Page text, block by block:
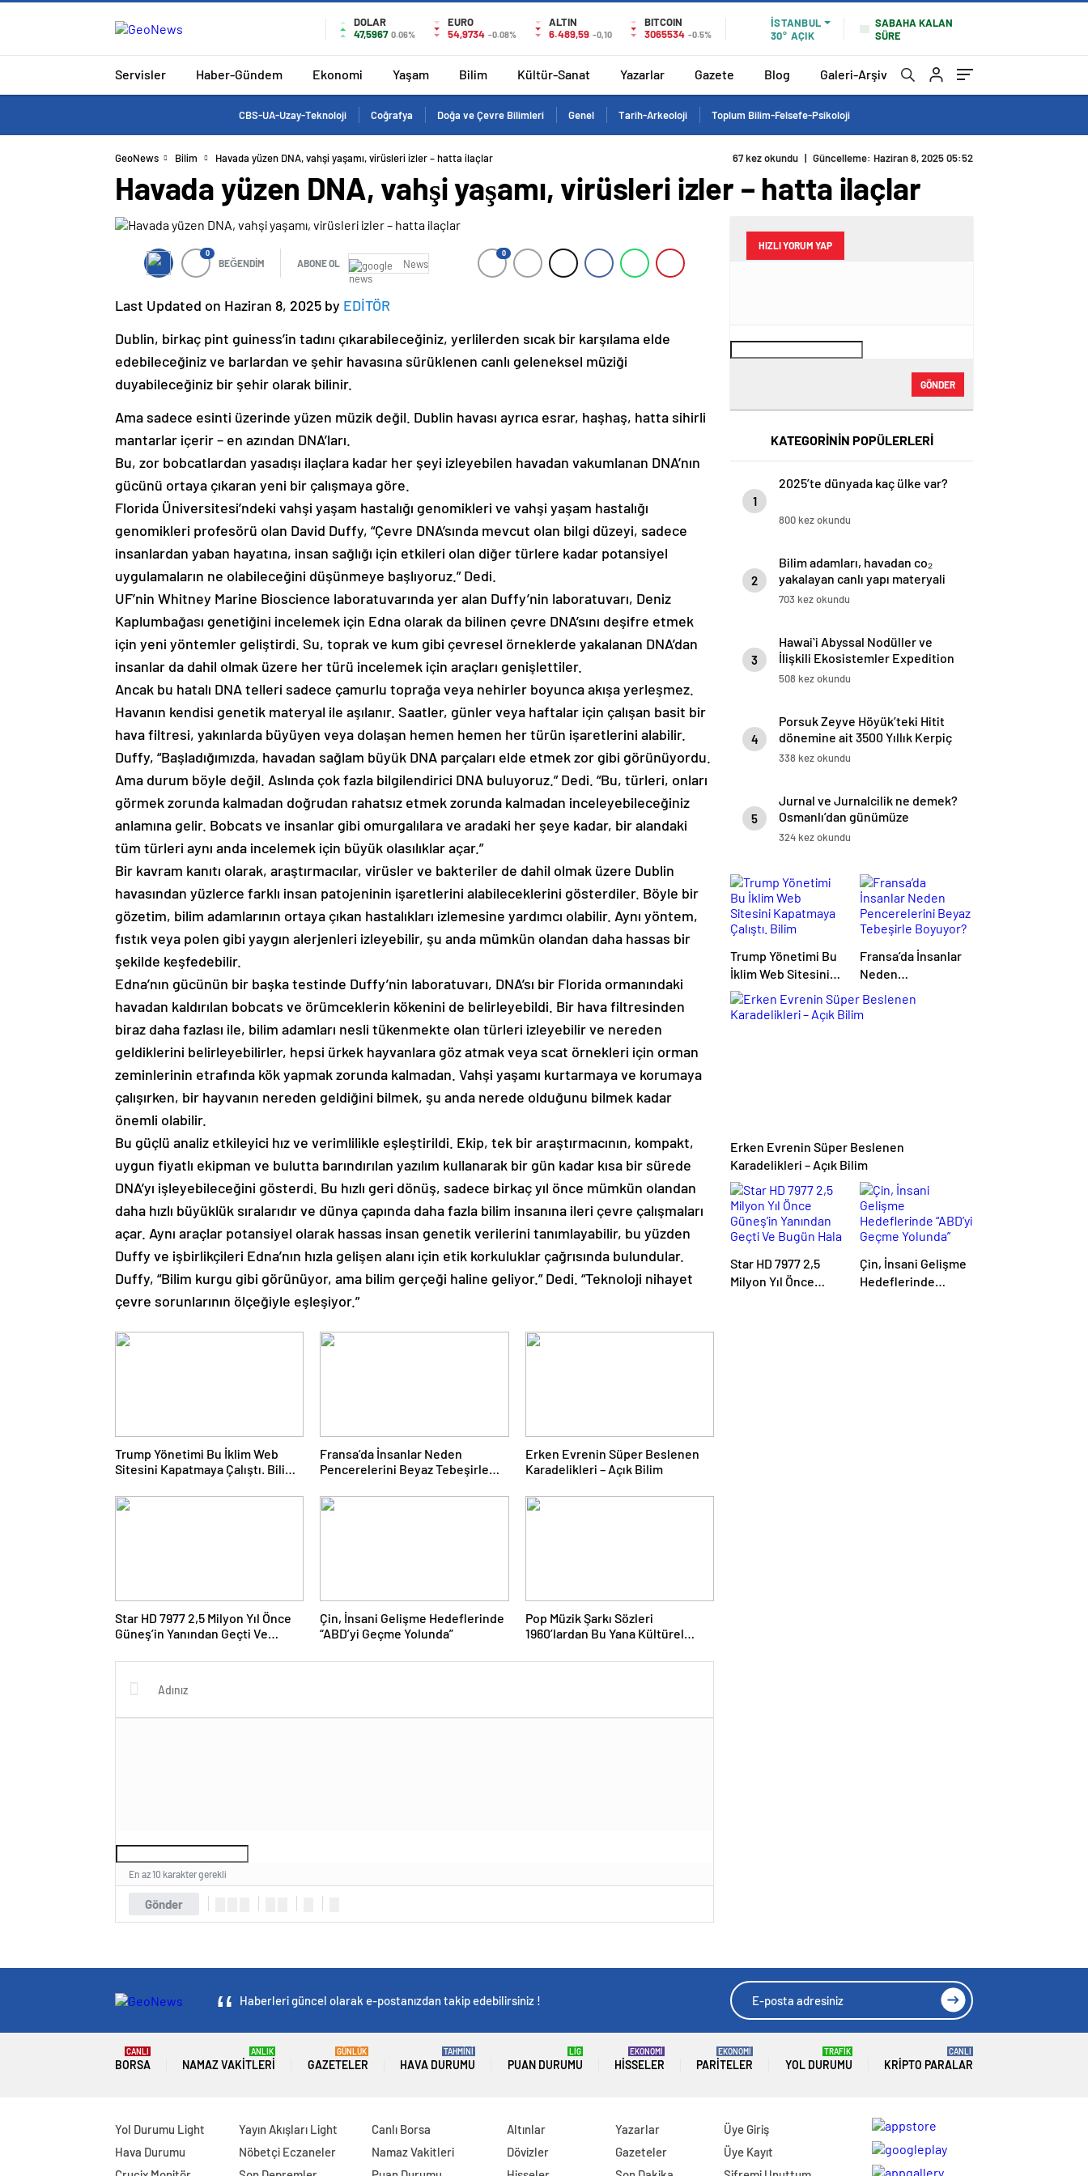
DOLAR
47,5967 0.06%
EURO
54,9734 -0.08%
ALTIN
6.489,59 -0,10
BITCOIN
3065534 -0.5%
İSTANBUL
30° AÇIK
SABAHA KALAN
SÜRE
Servisler Haber-Gündem Ekonomi Yaşam Bilim Kültür-Sanat Yazarlar Gazete Blog Galeri-Arşiv
CBS-UA-Uzay-Teknoloji Coğrafya Doğa ve Çevre Bilimleri Genel Tarih-Arkeoloji Toplum Bilim-Felsefe-Psikoloji
GeoNews Bilim Havada yüzen DNA, vahşi yaşamı, virüsleri izler – hatta ilaçlar 67 kez okundu | Güncelleme: Haziran 8, 2025 05:52
Havada yüzen DNA, vahşi yaşamı, virüsleri izler – hatta ilaçlar
0
BEĞENDİM ABONE OL News
0
Last Updated on Haziran 8, 2025 by EDİTÖR
Dublin, birkaç pint guiness’in tadını çıkarabileceğiniz, yerlilerden sıcak bir karşılama elde
edebileceğiniz ve barlardan ve şehir havasına sürüklenen canlı geleneksel müziği
duyabileceğiniz bir şehir olarak bilinir.
Ama sadece esinti üzerinde yüzen müzik değil. Dublin havası ayrıca esrar, haşhaş, hatta sihirli
mantarlar içerir – en azından DNA’ları.
Bu, zor bobcatlardan yasadışı ilaçlara kadar her şeyi izleyebilen havadan vakumlanan DNA’nın
gücünü ortaya çıkaran yeni bir çalışmaya göre.
Florida Üniversitesi’ndeki vahşi yaşam hastalığı genomikleri ve vahşi yaşam hastalığı
genomikleri profesörü olan David Duffy, “Çevre DNA’sında mevcut olan bilgi düzeyi, sadece
insanlardan yaban hayatına, insan sağlığı için etkileri olan diğer türlere kadar potansiyel
uygulamaların ne olabileceğini düşünmeye başlıyoruz.” Dedi.
UF’nin Whitney Marine Bioscience laboratuvarında yer alan Duffy’nin laboratuvarı, Deniz
Kaplumbağası genetiğini incelemek için Edna olarak da bilinen çevre DNA’sını deşifre etmek
için yeni yöntemler geliştirdi. Su, toprak ve kum gibi çevresel örneklerde yakalanan DNA’dan
insanlar da dahil olmak üzere her türü incelemek için araçları genişlettiler.
Ancak bu hatalı DNA telleri sadece çamurlu toprağa veya nehirler boyunca akışa yerleşmez.
Havanın kendisi genetik materyal ile aşılanır. Saatler, günler veya haftalar için çalışan basit bir
hava filtresi, yakınlarda büyüyen veya dolaşan hemen hemen her türün işaretlerini alabilir.
Duffy, “Başladığımızda, havadan sağlam büyük DNA parçaları elde etmek zor gibi görünüyordu.
Ama durum böyle değil. Aslında çok fazla bilgilendirici DNA buluyoruz.” Dedi. “Bu, türleri, onları
görmek zorunda kalmadan doğrudan rahatsız etmek zorunda kalmadan inceleyebileceğiniz
anlamına gelir. Bobcats ve insanlar gibi omurgalılara ve aradaki her şeye kadar, bir alandaki
tüm türleri aynı anda incelemek için büyük olasılıklar açar.”
Bir kavram kanıtı olarak, araştırmacılar, virüsler ve bakteriler de dahil olmak üzere Dublin
havasından yüzlerce farklı insan patojeninin işaretlerini alabileceklerini gösterdiler. Böyle bir
gözetim, bilim adamlarının ortaya çıkan hastalıkları izlemesine yardımcı olabilir. Aynı yöntem,
fıstık veya polen gibi yaygın alerjenleri izleyebilir, şu anda mümkün olandan daha hassas bir
şekilde keşfedebilir.
Edna’nın gücünün bir başka testinde Duffy’nin laboratuvarı, DNA’sı bir Florida ormanındaki
havadan kaldırılan bobcats ve örümceklerin kökenini de belirleyebildi. Bir hava filtresinden
biraz daha fazlası ile, bilim adamları nesli tükenmekte olan türleri izleyebilir ve nereden
geldiklerini belirleyebilirler, hepsi ürkek hayvanlara göz atmak veya scat örnekleri için orman
zeminlerinin etrafında kök yapmak zorunda kalmadan. Vahşi yaşamı kurtarmaya ve korumaya
çalışırken, bir hayvanın nereden geldiğini bilmek, şu anda nerede olduğunu bilmek kadar
önemli olabilir.
Bu güçlü analiz etkileyici hız ve verimlilikle eşleştirildi. Ekip, tek bir araştırmacının, kompakt,
uygun fiyatlı ekipman ve bulutta barındırılan yazılım kullanarak bir gün kadar kısa bir sürede
DNA’yı işleyebileceğini gösterdi. Bu hızlı geri dönüş, sadece birkaç yıl önce mümkün olandan
daha hızlı büyüklük sıralarıdır ve dünya çapında daha fazla bilim insanına ileri çevre çalışmaları
açar. Aynı araçlar potansiyel olarak hassas insan genetik verilerini tanımlayabilir, bu yüzden
Duffy ve işbirlikçileri Edna’nın hızla gelişen alanı için etik korkuluklar çağrısında bulundular.
Duffy, “Bilim kurgu gibi görünüyor, ama bilim gerçeği haline geliyor.” Dedi. “Teknoloji nihayet
çevre sorunlarının ölçeğiyle eşleşiyor.”
Trump Yönetimi Bu İklim Web
Sitesini Kapatmaya Çalıştı. Bilim
Hale Getirdi
Fransa’da İnsanlar Neden
Pencerelerini Beyaz Tebeşirle
Erken Evrenin Süper Beslenen
Karadelikleri – Açık Bilim
Star HD 7977 2,5 Milyon Yıl Önce
Güneş’in Yanından Geçti Ve
Rahatsızlığı Görebiliyoruz
Çin, İnsani Gelişme Hedeflerinde
“ABD’yi Geçme Yolunda”
Pop Müzik Şarkı Sözleri
1960’lardan Bu Yana Kültürel
Açıdan Daha Karanlık Hale Geldi
Gönder
En az 10 karakter gerekli
HIZLI YORUM YAP
GÖNDER
KATEGORİNİN POPÜLERLERİ
1
2025’te dünyada kaç ülke var?
800 kez okundu
2
Bilim adamları, havadan co₂
yakalayan canlı yapı materyali
yaratıyor
703 kez okundu
3
Hawaiʻi Abyssal Nodüller ve
İlişkili Ekosistemler Expedition
508 kez okundu
4
Porsuk Zeyve Höyük’teki Hitit
dönemine ait 3500 Yıllık Kerpiç
Yapılar
338 kez okundu
5
Jurnal ve Jurnalcilik ne demek?
Osmanlı’dan günümüze
ihbarcılık
324 kez okundu
Trump Yönetimi Bu
İklim Web Sitesini
Kapatmaya Çalıştı.
Bilim Adamları Onu
Tekrar Çevrimiçi
Fransa’da İnsanlar
Neden
Pencerelerini Beyaz
Tebeşirle Boyuyor?
Erken Evrenin Süper Beslenen
Karadelikleri – Açık Bilim
Star HD 7977 2,5
Milyon Yıl Önce
Çin, İnsani Gelişme
Hedeflerinde
Haberleri güncel olarak e-postanızdan takip edebilirsiniz !
BORSA
CANLI
NAMAZ VAKITLERI
ANLIK
GAZETELER
GÜNLÜK
HAVA DURUMU
TAHMİNİ
PUAN DURUMU
LİG
HISSELER
EKONOMİ
PARITELER
EKONOMİ
YOL DURUMU
TRAFİK
KRIPTO PARALAR
CANLI
Yol Durumu Light
Hava Durumu
Yayın Akışları Light
Nöbetçi Eczaneler
Canlı Borsa
Namaz Vakitleri
Altınlar
Dövizler
Yazarlar
Gazeteler
Üye Giriş
Üye Kayıt